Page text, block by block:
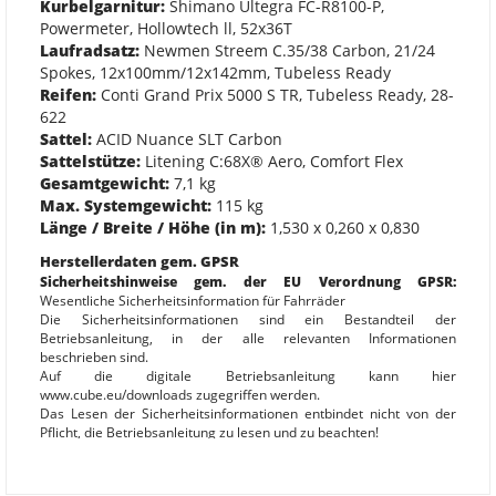
Kurbelgarnitur: Shimano Ultegra FC-R8100-P,
Powermeter, Hollowtech ll, 52x36T
Laufradsatz: Newmen Streem C.35/38 Carbon, 21/24
Spokes, 12x100mm/12x142mm, Tubeless Ready
Reifen: Conti Grand Prix 5000 S TR, Tubeless Ready, 28-
622
Sattel: ACID Nuance SLT Carbon
Sattelstütze: Litening C:68X® Aero, Comfort Flex
Gesamtgewicht: 7,1 kg
Max. Systemgewicht: 115 kg
Länge / Breite / Höhe (in m): 1,530 x 0,260 x 0,830
Herstellerdaten gem. GPSR
Sicherheitshinweise gem. der EU Verordnung GPSR:
Wesentliche Sicherheitsinformation für Fahrräder
Die Sicherheitsinformationen sind ein Bestandteil der
Betriebsanleitung, in der alle relevanten Informationen
beschrieben sind.
Auf die digitale Betriebsanleitung kann hier
www.cube.eu/downloads zugegriffen werden.
Das Lesen der Sicherheitsinformationen entbindet nicht von der
Pflicht, die Betriebsanleitung zu lesen und zu beachten!